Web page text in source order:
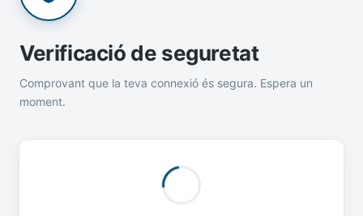
Verificació de seguretat
Comprovant que la teva connexió és segura. Espera un
moment.